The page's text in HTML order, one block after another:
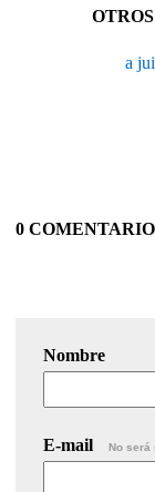
a
0
Nombre
E-mail No será